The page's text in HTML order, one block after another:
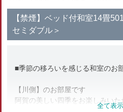
【禁煙】ベッド付和室14畳
セミダブル＞
■季節の移ろいを感じる和室のお
【川側】のお部屋です
阿賀の美しい四季をお楽しみいた